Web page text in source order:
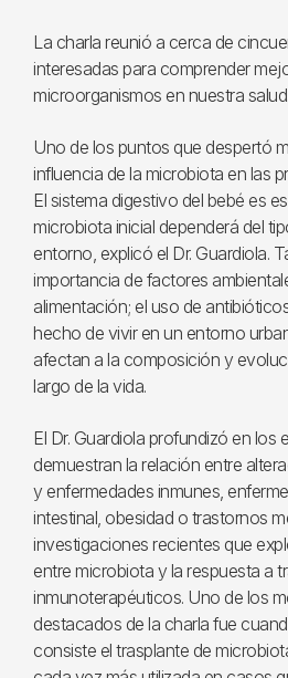
La charla reunió a cerca de
interesadas para comprender
microorganismos en nuestra salud.
Uno de los puntos que despertó
influencia de la microbiota en las
El sistema digestivo del bebé es
microbiota inicial dependerá del
entorno, explicó el Dr. Guardiola.
importancia de factores
alimentación; el uso de
hecho de vivir en un entorno
afectan a la composición y
largo de la vida.
El Dr. Guardiola profundizó en los
demuestran la relación entre
y enfermedades inmunes,
intestinal, obesidad o trastornos
investigaciones recientes que
entre microbiota y la respuesta a
inmunoterapéuticos. Uno de los
destacados de la charla fue
consiste el trasplante de